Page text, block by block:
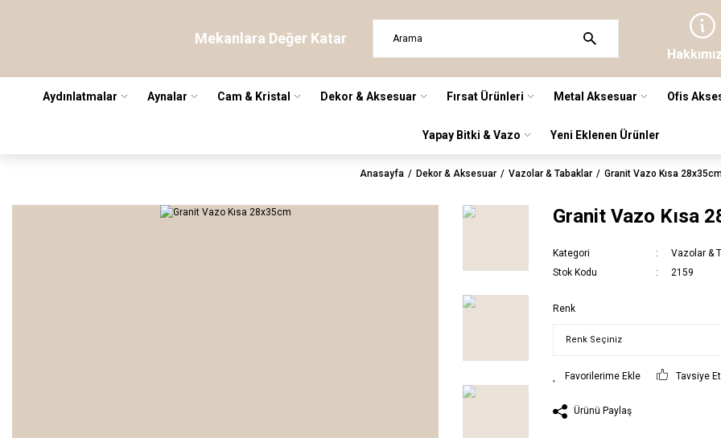
Mekanlara Değer Katar
Aydınlatmalar Aynalar Cam & Kristal Dekor & Aksesuar Fırsat Ürünleri Metal Aksesuar Ofis
Yapay Bitki & Vazo Yeni Eklenen Ürünler
Anasayfa Dekor & Aksesuar Vazolar & Tabaklar Granit Vazo Kısa
Granit Vazo Kısa
Kategori
Vazolar &
Stok Kodu
2159
Renk
Tavsiye Et
Ürünü Paylaş